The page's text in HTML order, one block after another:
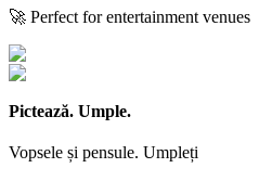
🚀 Perfect for entertainment venues
Pictează. Umple.
Vopsele și pensule. Umpleți